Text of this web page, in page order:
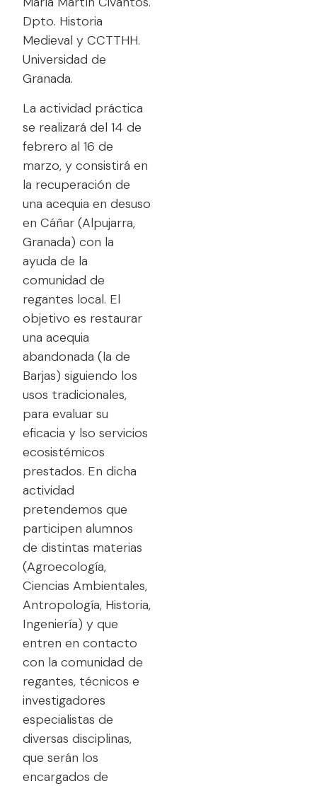
Dpto. Historia
Medieval y CCTTHH.
Universidad de
Granada.
La actividad práctica
se realizará del 14 de
febrero al 16 de
marzo, y consistirá en
la recuperación de
una acequia en desuso
en Cáñar (Alpujarra,
Granada) con la
ayuda de la
comunidad de
regantes local. El
objetivo es restaurar
una acequia
abandonada (la de
Barjas) siguiendo los
usos tradicionales,
para evaluar su
eficacia y lso servicios
ecosistémicos
prestados. En dicha
actividad
pretendemos que
participen alumnos
de distintas materias
(Agroecología,
Ciencias Ambientales,
Antropología, Historia,
Ingeniería) y que
entren en contacto
con la comunidad de
regantes, técnicos e
investigadores
especialistas de
diversas disciplinas,
que serán los
encargados de